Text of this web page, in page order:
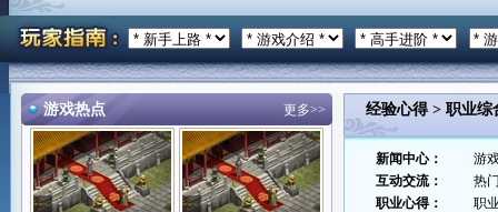
游戏热点 更多>> 经验心得> 职业综
新闻中心：
游
互动交流：
热
职业心得：
职